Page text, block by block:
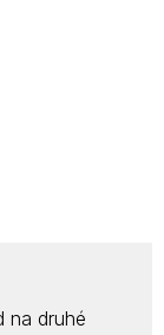
na druhé